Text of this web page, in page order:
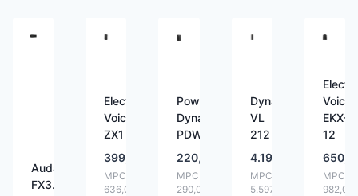
Audac
FX3.15
Electro
Voice
ZX1
399,00
MPC:
636,00
Power
Dynamics
PDW8B
220,00
MPC:
290,00
Dynacord
VL
212
4.199,00
MPC:
5.597,00
Electro
Voice
EKX-
12
MPC:
982,00